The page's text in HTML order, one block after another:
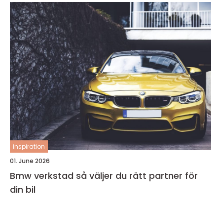
inspiration
01. June 2026
Bmw verkstad så väljer du rätt partner för
din bil